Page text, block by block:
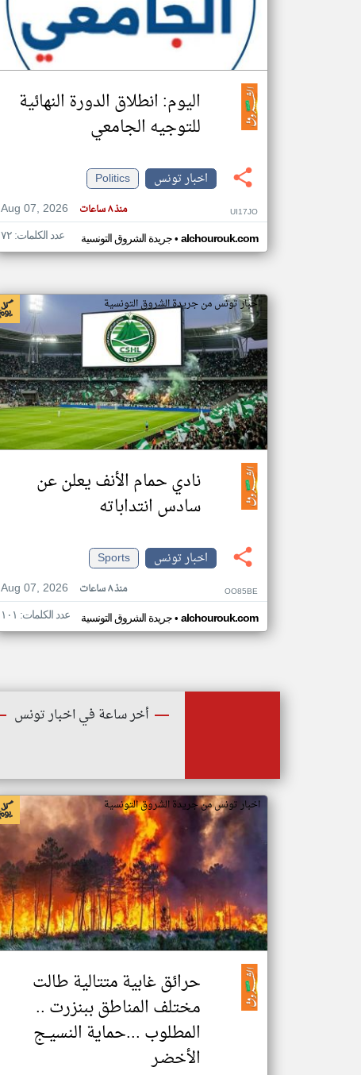
اليوم: انطلاق الدورة النهائية
للتوجيه الجامعي
اخبار تونس
Politics
Aug 07, 2026
منذ ٨ ساعات UI17JO
جريدة الشروق التونسية• alchourouk.com عدد الكلمات: ٧٢
اخبار تونس من جريدة الشروق التونسية
نادي حمام الأنف يعلن عن
سادس انتداباته
اخبار تونس
Sports
Aug 07, 2026
منذ ٨ ساعات OO85BE
جريدة الشروق التونسية• alchourouk.com عدد الكلمات: ١٠١
أخر ساعة في اخبار تونس
اخبار تونس من جريدة الشروق التونسية
حرائق غابية متتالية طالت
مختلف المناطق ببنزرت ..
المطلوب ...حماية النسيــج
الأخضـر